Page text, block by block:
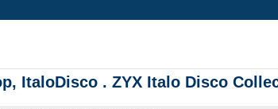
ItaloDisco . ZYX Italo Disco